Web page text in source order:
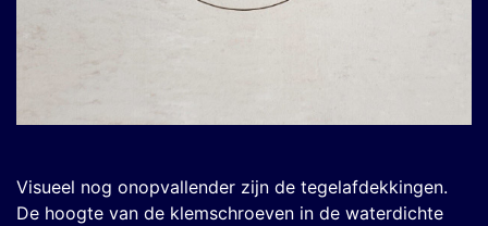
Visueel nog onopvallender zijn de tegelafdekkingen.
De hoogte van de klemschroeven in de waterdichte